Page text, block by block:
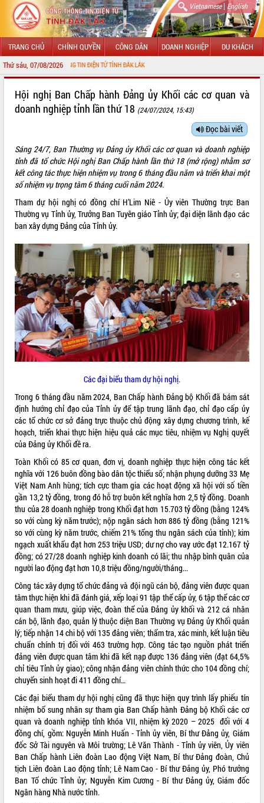
Vietnamese| English
TRANG CHỦ CHÍNH QUYỀN CÔNG DÂN DOANH NGHIỆP DU KHÁCH
Thứ sáu, 07/08/2026
THÔNG TIN ĐIỆN TỬ TỈNH ĐẮK LẮK
LÃNH ĐẠO UBND TỈNH
SỞ, BAN, NGÀNH
UBND CÁC XÃ, PHƯỜNG
THÔNG TIN CHỈ ĐẠO ĐIỀU HÀNH
HỆ THỐNG VĂN BẢN
VĂN BẢN HĐND TỈNH
ĐIỂM TIN VĂN BẢN
QUY HOẠCH - KẾ HOẠCH
VIDEO
Không có file video nào để phát.
ALBUM ẢNH
LIÊN KẾT WEB
THỐNG KÊ TRUY CẬP
Hôm nay: 23614
Hội nghị Ban Chấp hành Đảng ủy Khối các cơ quan và
doanh nghiệp tỉnh lần thứ 18 (24/07/2024, 15:43)
Đọc bài viết
Sáng 24/7, Ban Thường vụ Đảng ủy Khối các cơ quan và doanh nghiệp
tỉnh đã tổ chức Hội nghị Ban Chấp hành lần thứ 18 (mở rộng) nhằm sơ
kết công tác thực hiện nhiệm vụ trong 6 tháng đầu năm và triển khai một
số nhiệm vụ trọng tâm 6 tháng cuối năm 2024.
Tham dự hội nghị có đồng chí H’Lim Niê - Ủy viên Thường trực Ban
Thường vụ Tỉnh ủy, Trưởng Ban Tuyên giáo Tỉnh ủy; đại diện lãnh đạo các
ban xây dựng Đảng của Tỉnh ủy.
Các đại biểu tham dự hội nghị.
Trong 6 tháng đầu năm 2024, Ban Chấp hành Đảng bộ Khối đã bám sát
định hướng chỉ đạo của Tỉnh ủy để tập trung lãnh đạo, chỉ đạo cấp ủy
các tổ chức cơ sở đảng trực thuộc chủ động xây dựng chương trình, kế
hoạch, triển khai thực hiện hiệu quả các mục tiêu, nhiệm vụ Nghị quyết
của Đảng ủy Khối đề ra.
Toàn Khối có 85 cơ quan, đơn vị, doanh nghiệp thực hiện công tác kết
nghĩa với 126 buôn đồng bào dân tộc thiểu số; nhận phụng dưỡng 33 Mẹ
Việt Nam Anh hùng; tích cực tham gia các hoạt động xã hội với số tiền
gần 13,2 tỷ đồng, trong đó hỗ trợ buôn kết nghĩa hơn 2,5 tỷ đồng. Doanh
thu của 28 doanh nghiệp trong Khối đạt hơn 15.703 tỷ đồng (bằng 124%
so với cùng kỳ năm trước); nộp ngân sách hơn 886 tỷ đồng (bằng 121%
so với cùng kỳ năm trước, chiếm 21% tổng thu ngân sách của tỉnh); kim
ngạch xuất khẩu đạt hơn 253 triệu USD; dư nợ cho vay ước đạt 12.167 tỷ
đồng; có 27/28 doanh nghiệp kinh doanh có lãi; thu nhập bình quân của
người lao động đạt hơn 10,8 triệu đồng/người/tháng...
Công tác xây dựng tổ chức đảng và đội ngũ cán bộ, đảng viên được quan
tâm thực hiện khi đã đánh giá, xếp loại 91 tập thể cấp ủy, 6 tập thể các cơ
quan tham mưu, giúp việc, đoàn thể của Đảng ủy khối và 212 cá nhân
cán bộ, lãnh đạo, quản lý thuộc diện Ban Thường vụ Đảng ủy Khối quản
lý; tiếp nhận 14 chi bộ với 135 đảng viên; thẩm tra, xác minh, kết luận tiêu
chuẩn chính trị đối với 463 trường hợp. Công tác tạo nguồn phát triển
đảng viên được quan tâm khi đã kết nạp được 136 đảng viên (đạt 64,5%
chỉ tiêu Tỉnh ủy giao); công nhận đảng viên chính thức cho 104 đồng chí;
chuyển sinh hoạt đi 411 đồng chí…
Các đại biểu tham dự hội nghị cũng đã thực hiện quy trình lấy phiếu tín
nhiệm bổ sung nhân sự tham gia Ban Chấp hành Đảng bộ Khối các cơ
quan và doanh nghiệp tỉnh khóa VII, nhiệm kỳ 2020 – 2025 đối với 4
đồng chí, gồm: Nguyễn Minh Huấn - Tỉnh ủy viên, Bí thư Đảng ủy, Giám
đốc Sở Tài nguyên và Môi trường; Lê Văn Thành - Tỉnh ủy viên, Ủy viên
Ban Chấp hành Liên đoàn Lao động Việt Nam, Bí thư Đảng đoàn, Chủ
tịch Liên đoàn Lao động tỉnh; Lê Nam Cao - Bí thư Đảng ủy, Phó trưởng
Ban Tổ chức Tỉnh ủy; Nguyễn Kim Cương - Bí thư Đảng ủy, Giám đốc
Ngân hàng Nhà nước tỉnh.